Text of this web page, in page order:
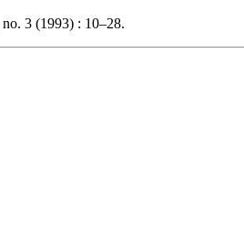
3 (1993) : 10–28.